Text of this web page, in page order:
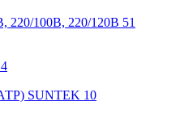
220/100В, 220/120В 51
4
SUNTEK 10